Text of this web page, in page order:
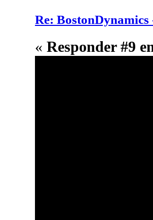
Re:
« Responder #9